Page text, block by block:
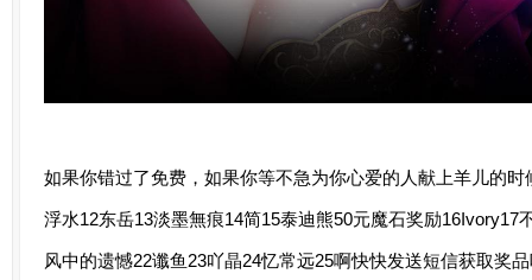
如果你错过了免费，如果你等不急为你心爱的人献上羊儿的
浮水12东岳13淡墨無痕14简15泰迪熊50元魔石奖励16Ivory17
风中的遗憾22谶鱼23吖晶24忆常远25啊快快发送短信获取奖